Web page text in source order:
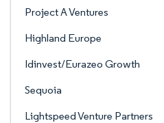
Project A Ventures
Highland Europe
Idinvest/Eurazeo Growth
Sequoia
Lightspeed Venture Partners